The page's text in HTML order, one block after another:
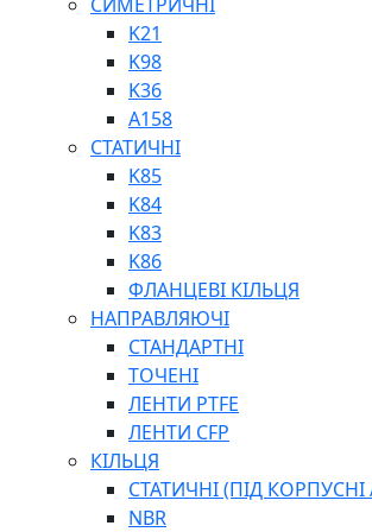
ШАРНІРНІ ПІДШИПНИКИ
ВУХА ГІДРОЦИЛІНДРА
ТРУБИ ХОНІНГОВАНІ
ШТОКИ ХРОМОВАНІ
МАСТИЛЬНЕ ОБЛАДНАННЯ
ПІСТОЛЕТИ
НАСОСИ ТА ПОМПИ
НАГНІТАЧІ
МУФТИ (НАСАДКИ) ДЛЯ ШПРИЦІВ
МАСЛЯНКИ, ЛІЙКИ
ПРЕС-МАСЛЯНКИ
K21
K98
K36
A158
СТАТИЧНІ
K85
K84
K83
K86
ФЛАНЦЕВІ КІЛЬЦЯ
НАПРАВЛЯЮЧІ
СТАНДАРТНІ
ТОЧЕНІ
ЛЕНТИ PTFE
ЛЕНТИ CFP
КІЛЬЦЯ
СТАТИЧНІ (ПІД
NBR